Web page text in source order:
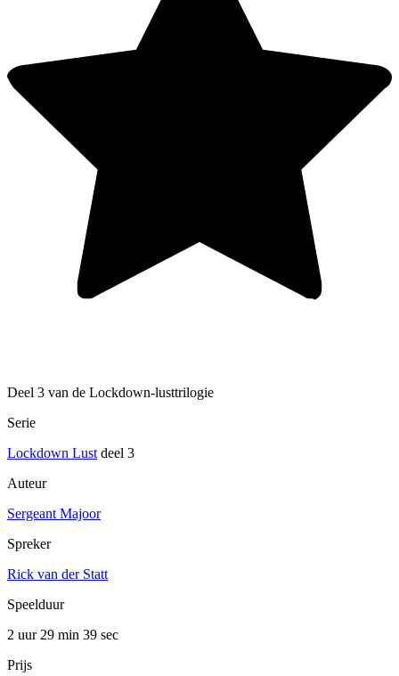
Deel 3 van de Lockdown-lusttrilogie
Serie
Lockdown Lust deel 3
Auteur
Sergeant Majoor
Spreker
Rick van der Statt
Speelduur
2 uur 29 min 39 sec
Prijs